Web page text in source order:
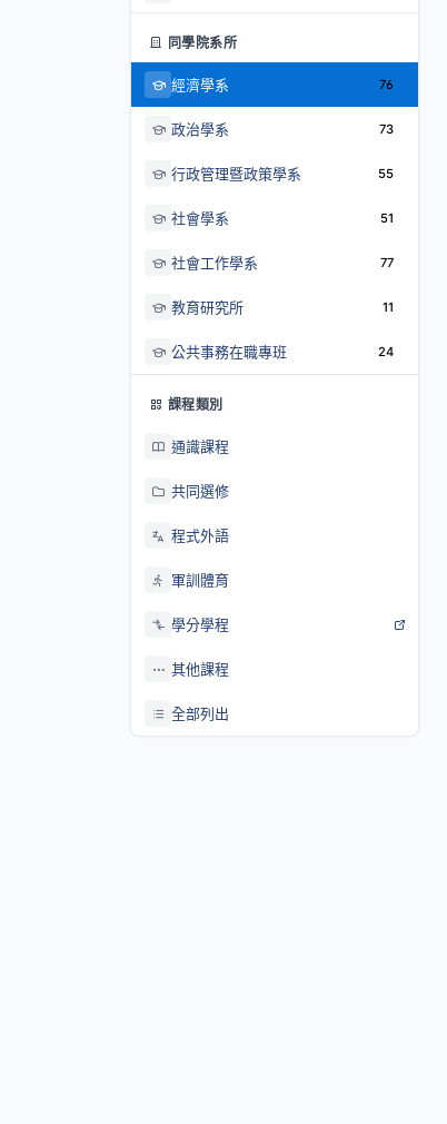
同學院系所
經濟學系 76
政治學系 73
行政管理暨政策學系 55
社會學系 51
社會工作學系 77
教育研究所 11
公共事務在職專班 24
課程類別
通識課程
共同選修
程式外語
軍訓體育
學分學程
其他課程
全部列出